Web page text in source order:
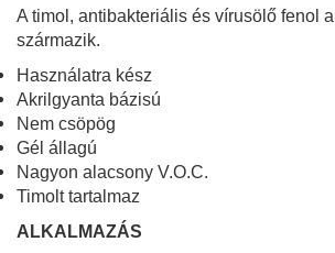
A timol, antibakteriális és vírusölő fenol
származik.
Használatra kész
Akrilgyanta bázisú
Nem csöpög
Gél állagú
Nagyon alacsony V.O.C.
Timolt tartalmaz
ALKALMAZÁS